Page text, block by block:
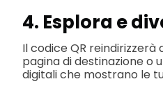
4. Esplora e
Il codice QR reindirizzerà
pagina di destinazione o
digitali che mostrano le